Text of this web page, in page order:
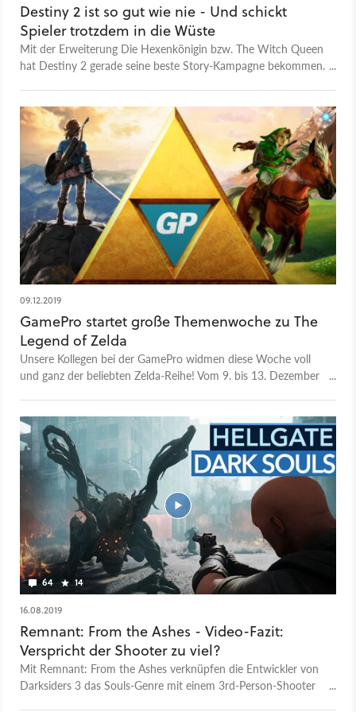
Ausprobieren.
Destiny 2 ist so gut wie nie - Und schickt
Spieler trotzdem in die Wüste
Mit der Erweiterung Die Hexenkönigin bzw. The Witch Queen
hat Destiny 2 gerade seine beste Story-Kampagne bekommen.
auch bei Langzeit-Fans mit dem Vault-Konzept für viele
Diskussionen. Was euch aktuell in Destiny 2 erwartet, welche
Neuerungen gerade besonders spannend sind und wo der
Ego-Shooter dringend besser werden muss, fassen wir in
diesem Video zusammen.
09.12.2019
GamePro startet große Themenwoche zu The
Legend of Zelda
Unsere Kollegen bei der GamePro widmen diese Woche voll
und ganz der beliebten Zelda-Reihe! Vom 9. bis 13. Dezember
64 14
16.08.2019
Remnant: From the Ashes - Video-Fazit:
Verspricht der Shooter zu viel?
Mit Remnant: From the Ashes verknüpfen die Entwickler von
Darksiders 3 das Souls-Genre mit einem 3rd-Person-Shooter